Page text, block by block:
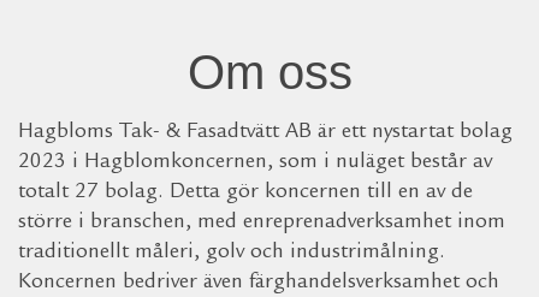
Om oss
Hagbloms Tak- & Fasadtvätt AB är ett nystartat bolag
2023 i Hagblomkoncernen, som i nuläget består av
totalt 27 bolag. Detta gör koncernen till en av de
större i branschen, med enreprenadverksamhet inom
traditionellt måleri, golv och industrimålning.
Koncernen bedriver även färghandelsverksamhet och